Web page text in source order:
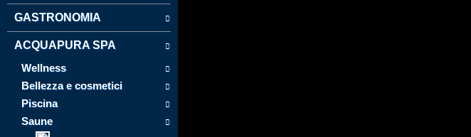
GASTRONOMIA
ACQUAPURA SPA
Wellness
Bellezza e cosmetici
Piscina
Saune